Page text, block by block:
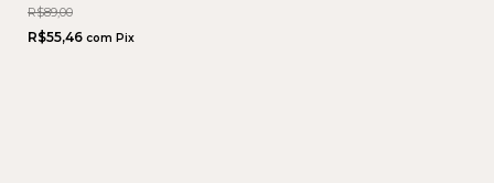
R$89,00
R$55,46 com Pix